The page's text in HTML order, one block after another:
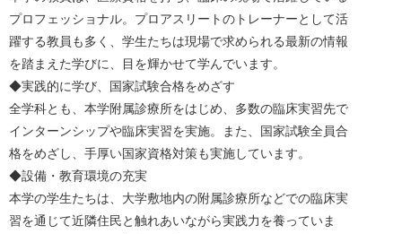
プロフェッショナル。プロアスリートのトレーナーとして活
躍する教員も多く、学生たちは現場で求められる最新の情報
を踏まえた学びに、目を輝かせて学んでいます。
◆実践的に学び、国家試験合格をめざす
全学科とも、本学附属診療所をはじめ、多数の臨床実習先で
インターンシップや臨床実習を実施。また、国家試験全員合
格をめざし、手厚い国家資格対策も実施しています。
◆設備・教育環境の充実
本学の学生たちは、大学敷地内の附属診療所などでの臨床実
習を通じて近隣住民と触れあいながら実践力を養っていま